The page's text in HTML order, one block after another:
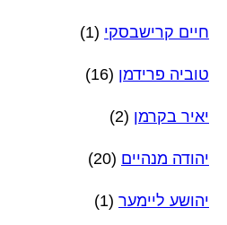
חיים קרישבסקי (1)
טוביה פרידמן (16)
יאיר בקרמן (2)
יהודה מנהיים (20)
יהושע ליימער (1)